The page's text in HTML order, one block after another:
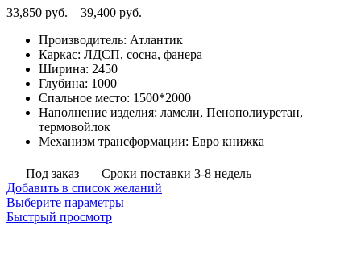
33,850 руб. – 39,400 руб.
33,850
руб.
руб.
Производитель: Атлантик
Каркас: ЛДСП, сосна, фанера
Ширина: 2450
Глубина: 1000
Спальное место: 1500*2000
Наполнение изделия: ламели, Пенополиуретан,
термовойлок
Механизм трансформации: Евро книжка
Под заказ
Сроки поставки 3-8 недель
Добавить в список желаний
Выберите параметрыЭтот
Быстрый просмотр